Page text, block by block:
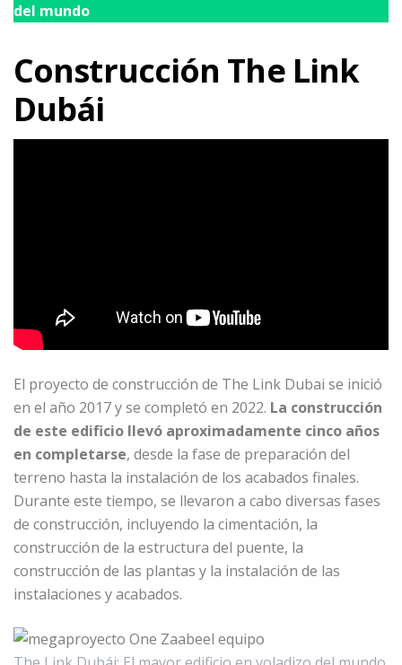
del mundo
Construcción The Link
Dubái
El proyecto de construcción de The Link Dubai se inició
en el año 2017 y se completó en 2022. La construcción
de este edificio llevó aproximadamente cinco años
en completarse, desde la fase de preparación del
terreno hasta la instalación de los acabados finales.
Durante este tiempo, se llevaron a cabo diversas fases
de construcción, incluyendo la cimentación, la
construcción de la estructura del puente, la
construcción de las plantas y la instalación de las
instalaciones y acabados.